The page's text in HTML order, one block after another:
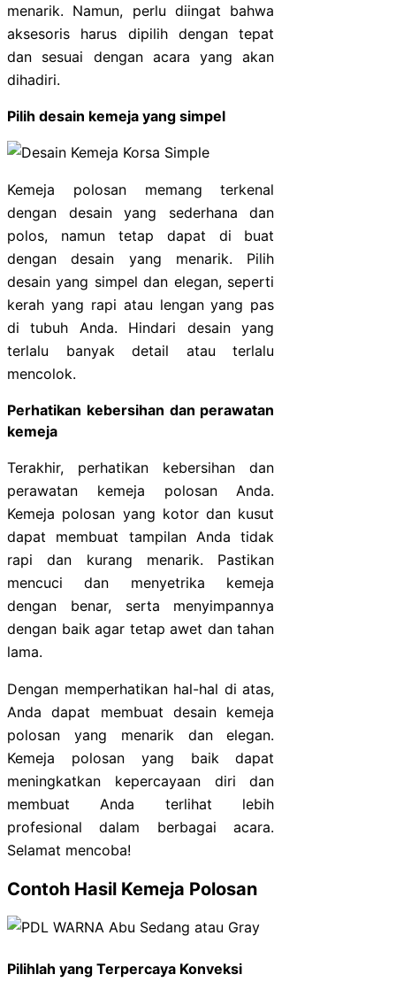
menarik. Namun, perlu diingat bahwa
aksesoris harus dipilih dengan tepat
dan sesuai dengan acara yang akan
dihadiri.
Pilih desain kemeja yang simpel
Kemeja polosan memang terkenal
dengan desain yang sederhana dan
polos, namun tetap dapat di buat
dengan desain yang menarik. Pilih
desain yang simpel dan elegan, seperti
kerah yang rapi atau lengan yang pas
di tubuh Anda. Hindari desain yang
terlalu banyak detail atau terlalu
mencolok.
Perhatikan kebersihan dan perawatan
kemeja
Terakhir, perhatikan kebersihan dan
perawatan kemeja polosan Anda.
Kemeja polosan yang kotor dan kusut
dapat membuat tampilan Anda tidak
rapi dan kurang menarik. Pastikan
mencuci dan menyetrika kemeja
dengan benar, serta menyimpannya
dengan baik agar tetap awet dan tahan
lama.
Dengan memperhatikan hal-hal di atas,
Anda dapat membuat desain kemeja
polosan yang menarik dan elegan.
Kemeja polosan yang baik dapat
meningkatkan kepercayaan diri dan
membuat Anda terlihat lebih
profesional dalam berbagai acara.
Selamat mencoba!
Contoh Hasil Kemeja Polosan
Pilihlah yang Terpercaya Konveksi